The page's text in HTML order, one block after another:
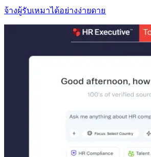
จ้างผู้รับเหมาได้อย่างง่ายดาย​​